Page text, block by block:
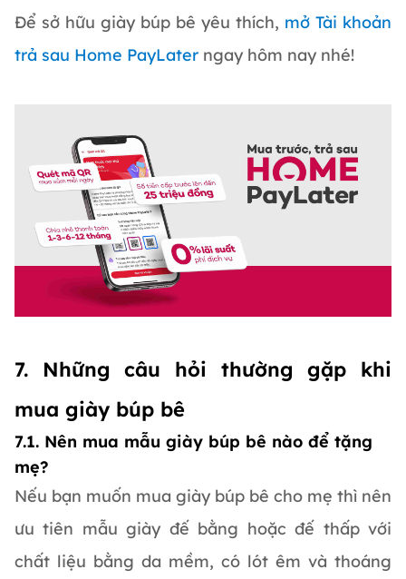
Để sở hữu giày búp bê yêu thích, mở Tài khoản
trả sau Home PayLater ngay hôm nay nhé!
7. Những câu hỏi thường gặp khi
mua giày búp bê
7.1. Nên mua mẫu giày búp bê nào để tặng
mẹ?
Nếu bạn muốn mua giày búp bê cho mẹ thì nên
ưu tiên mẫu giày đế bằng hoặc đế thấp với
chất liệu bằng da mềm, có lót êm và thoáng